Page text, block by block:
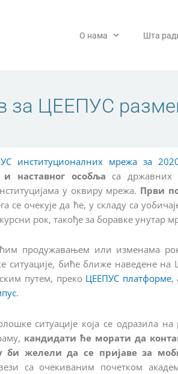
О нама Шта
за ЦЕЕПУС
институционалних мрежа за
и наставног особља са државних
у оквиру мрежа. Први
се очекује да ће, у складу са
рок, такође за боравке унутар
продужавањем или изменама
ситуације, биће ближе наведене на
путем, преко ЦЕЕПУС платформе,
.
ситуације која се одразила
кандидати ће морати да
би желели да се пријаве за
са очекиваним почетком